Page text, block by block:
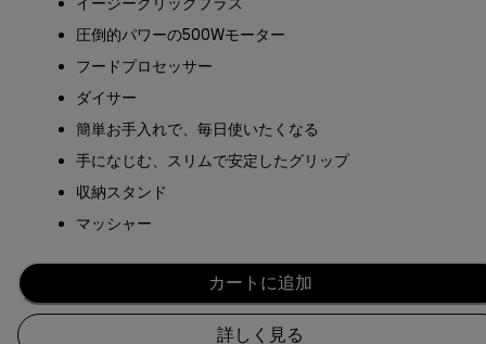
圧倒的パワーの500Wモーター
フードプロセッサー
ダイサー
簡単お手入れで、毎日使いたくなる
手になじむ、スリムで安定したグリップ
収納スタンド
マッシャー
カートに追加
詳しく見る